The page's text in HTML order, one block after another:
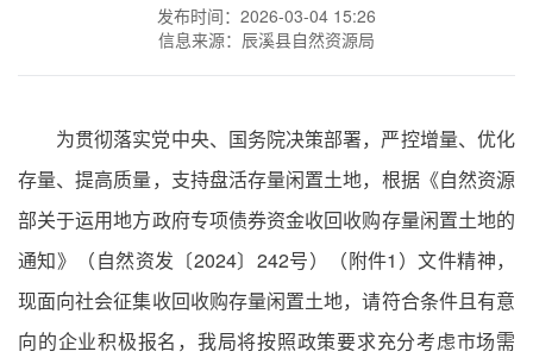
发布时间：2026-03-04 15:26
信息来源：辰溪县自然资源局
为贯彻落实党中央、国务院决策部署，严控增量、优化
存量、提高质量，支持盘活存量闲置土地，根据《自然资源
部关于运用地方政府专项债券资金收回收购存量闲置土地的
通知》（自然资发〔2024〕242号）（附件1）文件精神，
现面向社会征集收回收购存量闲置土地，请符合条件且有意
向的企业积极报名，我局将按照政策要求充分考虑市场需